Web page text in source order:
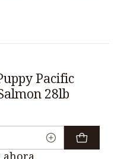
Pacific
28lb
ahora